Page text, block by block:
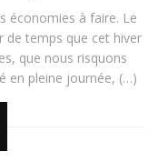
économies à faire. Le
de temps que cet hiver
que nous risquons
en pleine journée, (…)